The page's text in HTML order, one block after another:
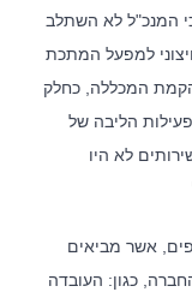
המנכ"ל לא השתלב
למפעל המתכת
המכללה, כחלק
הליבה של
לא היו
אשר מביאים
כגון: העובדה